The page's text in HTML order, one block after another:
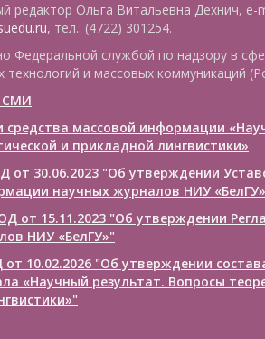
редактор Ольга Витальевна Дехнич, e-
, тел.: (4722) 301254.
Федеральной службой по надзору в
и массовых коммуникаций
СМИ
средства массовой информации
и прикладной лингвистики»
от 30.06.2023 "Об утверждении
научных журналов НИУ «БелГУ»
от 15.11.2023 "Об утверждении
НИУ «БелГУ»"
10.02.2026 "Об утверждении
«Научный результат. Вопросы